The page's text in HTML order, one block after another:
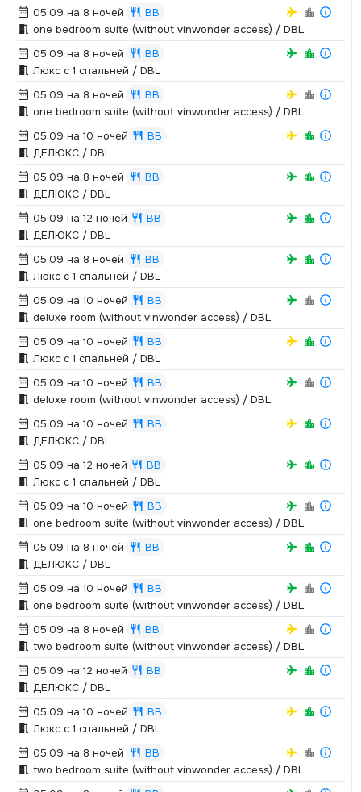
05.09 на 8 ночей
BB
one bedroom suite (without vinwonder access) / DBL
05.09 на 8 ночей
BB
Люкс с 1 спальней / DBL
05.09 на 8 ночей
BB
one bedroom suite (without vinwonder access) / DBL
05.09 на 10 ночей
BB
ДЕЛЮКС / DBL
05.09 на 8 ночей
BB
ДЕЛЮКС / DBL
05.09 на 12 ночей
BB
ДЕЛЮКС / DBL
05.09 на 8 ночей
BB
Люкс с 1 спальней / DBL
05.09 на 10 ночей
BB
deluxe room (without vinwonder access) / DBL
05.09 на 10 ночей
BB
Люкс с 1 спальней / DBL
05.09 на 10 ночей
BB
deluxe room (without vinwonder access) / DBL
05.09 на 10 ночей
BB
ДЕЛЮКС / DBL
05.09 на 12 ночей
BB
Люкс с 1 спальней / DBL
05.09 на 10 ночей
BB
one bedroom suite (without vinwonder access) / DBL
05.09 на 8 ночей
BB
ДЕЛЮКС / DBL
05.09 на 10 ночей
BB
one bedroom suite (without vinwonder access) / DBL
05.09 на 8 ночей
BB
two bedroom suite (without vinwonder access) / DBL
05.09 на 12 ночей
BB
ДЕЛЮКС / DBL
05.09 на 10 ночей
BB
Люкс с 1 спальней / DBL
05.09 на 8 ночей
BB
two bedroom suite (without vinwonder access) / DBL